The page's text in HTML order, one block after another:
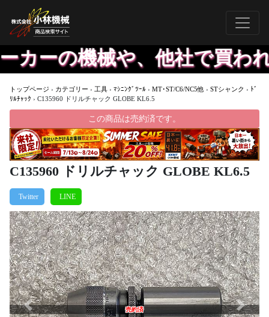
械や、他社で買われた
トップページ › カテゴリー › 工具 › ﾏｼﾆﾝｸﾞﾂｰﾙ › MT･ST/C6/NC5他 › STシャンク › ﾄﾞ
ﾘﾙﾁｬｯｸ › C135960 ドリルチャック GLOBE KL6.5
この商品は売約済です。
C135960 ドリルチャック GLOBE KL6.5
売約済
Previous Next